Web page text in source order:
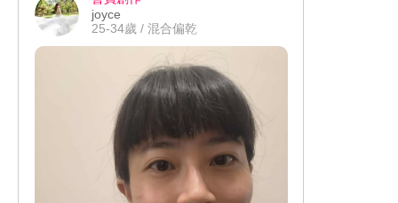
joyce
25-34歲 / 混合偏乾